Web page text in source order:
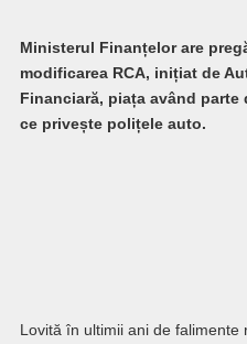
Ministerul Finanțelor are
modificarea RCA, inițiat de
Financiară, piața având parte
ce privește polițele auto.
Lovită în ultimii ani de falimente